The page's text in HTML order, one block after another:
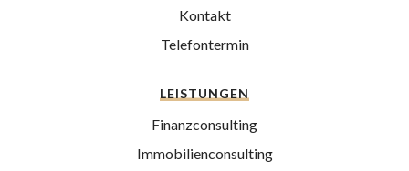
Kontakt
Telefontermin
LEISTUNGEN
Finanzconsulting
Immobilienconsulting